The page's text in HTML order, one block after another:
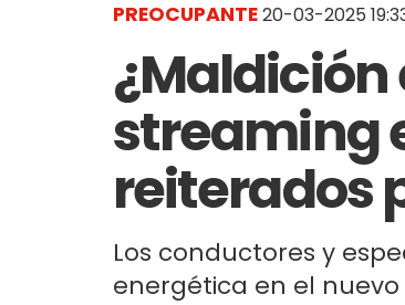
PREOCUPANTE20-03-2025
¿Maldición
streaming
reiterados
Los conductores y
energética en el nuevo